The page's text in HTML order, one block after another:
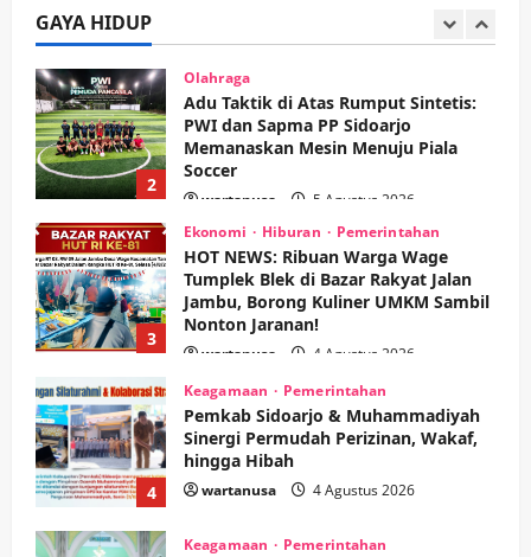
GAYA HIDUP
1
Jaminan Rp 100 Juta?
wartanusa
2
Olahraga
Adu Taktik di Atas Rumput Sintetis:
PWI dan Sapma PP Sidoarjo
Memanaskan Mesin Menuju Piala
Soccer
wartanusa 5 Agustus 2026
3
Ekonomi Hiburan Pemerintahan
HOT NEWS: Ribuan Warga Wage
Tumplek Blek di Bazar Rakyat Jalan
Jambu, Borong Kuliner UMKM Sambil
Nonton Jaranan!
wartanusa 4 Agustus 2026
4
Keagamaan Pemerintahan
Pemkab Sidoarjo & Muhammadiyah
Sinergi Permudah Perizinan, Wakaf,
hingga Hibah
wartanusa 4 Agustus 2026
Keagamaan Pemerintahan